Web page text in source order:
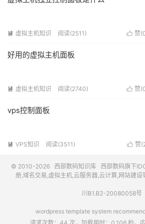
 虚拟主机知识 阅读(2511)  赞(
好用的虚拟主机面板
 虚拟主机知识 阅读(2740)  赞(
vps控制面板
 VPS知识 阅读(3511)  赞(
© 2010-2026 西部数码知识库 西部数码旗下
册,域名交易,虚拟主机,云服务器,云计算,网站建设
川B1.B2-20080058号
wordpress template system